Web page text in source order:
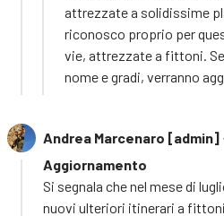
attrezzate a solidissime
riconosco proprio per
vie, attrezzate a fittoni.
nome e gradi, verranno
Andrea Marcenaro [admin]
Aggiornamento
Si segnala che nel mese di
nuovi ulteriori itinerari a